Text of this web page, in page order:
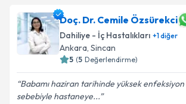
Doç. Dr. Cemile Özsürekci
Dahiliye - İç Hastalıkları +1diğer
Ankara, Sincan
5 (5 Değerlendirme)
Babamı haziran tarihinde yüksek enfeksiyon
sebebiyle hastaneye...